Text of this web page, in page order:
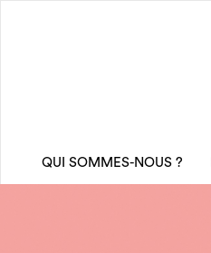
QUI SOMMES-NOUS ?